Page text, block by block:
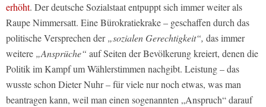
erhöht. Der deutsche Sozialstaat entpuppt sich immer weiter als
Raupe Nimmersatt. Eine Bürokratiekrake – geschaffen durch das
politische Versprechen der„sozialen Gerechtigkeit“, das immer
weitere „Ansprüche“ auf Seiten der Bevölkerung kreiert, denen die
Politik im Kampf um Wählerstimmen nachgibt. Leistung – das
wusste schon Dieter Nuhr – für viele nur noch etwas, was man
beantragen kann, weil man einen sogenannten „Anspruch“ darauf